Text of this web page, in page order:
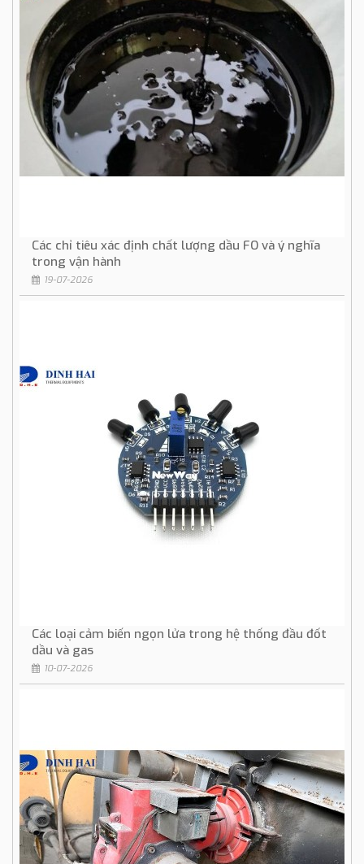
Các chỉ tiêu xác định chất lượng dầu FO và ý nghĩa
trong vận hành
19-07-2026
Các loại cảm biến ngọn lửa trong hệ thống đầu đốt
dầu và gas
10-07-2026